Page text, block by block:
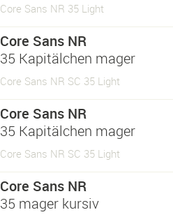
Core Sans NR 35 Light
Core Sans NR
35 Kapitälchen mager
Core Sans NR SC 35 Light
Core Sans NR
35 Kapitälchen mager
Core Sans NR SC 35 Light
Core Sans NR
35 mager kursiv